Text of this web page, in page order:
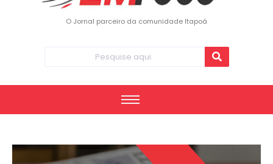
O Jornal parceiro da comunidade Itapoá